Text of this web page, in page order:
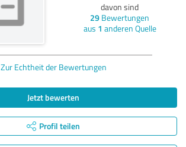
davon sind
29 Bewertungen
aus 1 anderen Quelle
Zur Echtheit der Bewertungen
Jetzt bewerten
Profil teilen